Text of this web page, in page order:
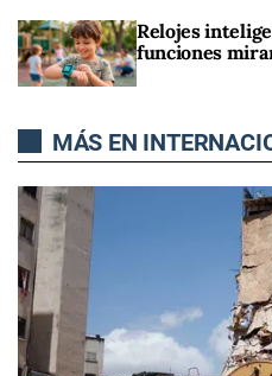
Relojes
funciones
MÁS EN